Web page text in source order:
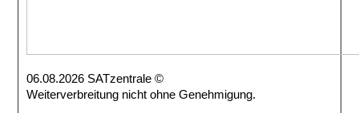
06.08.2026 SATzentrale ©
Weiterverbreitung nicht ohne Genehmigung.